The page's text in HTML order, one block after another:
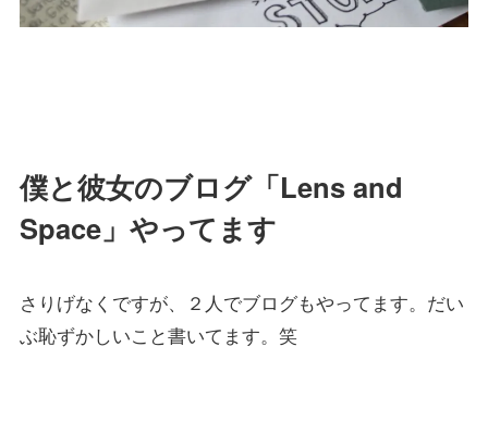
僕と彼女のブログ「Lens and
Space」やってます
さりげなくですが、２人でブログもやってます。だい
ぶ恥ずかしいこと書いてます。笑